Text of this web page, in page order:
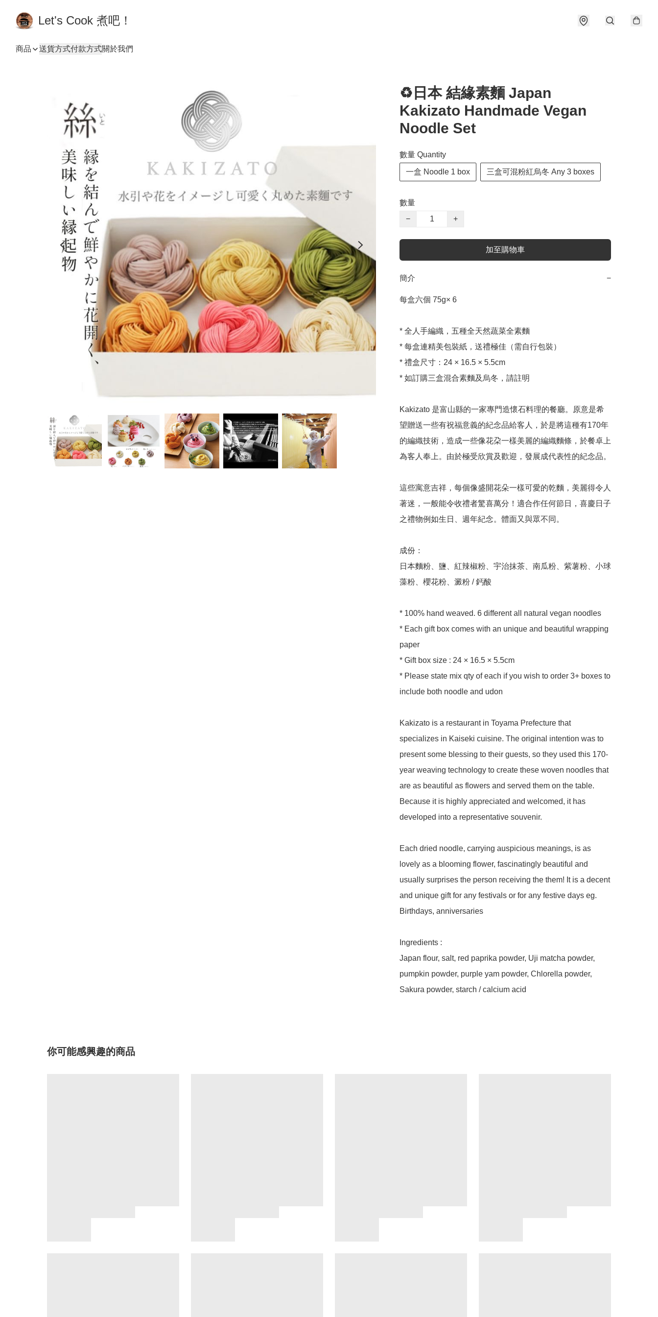
Let's Cook 煮吧！
商品 送貨方式付款方式關於我們
♻️日本 結緣素麵 Japan
Kakizato Handmade Vegan
Noodle Set
數量 Quantity
一盒 Noodle 1 box 三盒可混粉紅烏冬 Any 3 boxes
數量
−
+
加至購物車
簡介 −
每盒六個 75g× 6
* 全人手編織，五種全天然蔬菜全素麵
* 每盒連精美包裝紙，送禮極佳（需自行包裝）
* 禮盒尺寸：24 × 16.5 × 5.5cm
* 如訂購三盒混合素麵及烏冬，請註明
Kakizato 是富山縣的一家專門造懷石料理的餐廳。原意是希
望贈送一些有祝福意義的紀念品給客人，於是將這種有170年
的編織技術，造成一些像花朶一樣美麗的編織麵條，於餐卓上
為客人奉上。由於極受欣賞及歡迎，發展成代表性的紀念品。
這些寓意吉祥，每個像盛開花朵一樣可愛的乾麵，美麗得令人
著迷，一般能令收禮者驚喜萬分！適合作任何節日，喜慶日子
之禮物例如生日、週年紀念。體面又與眾不同。
成份：
日本麵粉、鹽、紅辣椒粉、宇治抹茶、南瓜粉、紫薯粉、小球
藻粉、櫻花粉、澱粉 / 鈣酸
* 100% hand weaved. 6 different all natural vegan noodles
* Each gift box comes with an unique and beautiful wrapping
paper
* Gift box size : 24 × 16.5 × 5.5cm
* Please state mix qty of each if you wish to order 3+ boxes to
include both noodle and udon
Kakizato is a restaurant in Toyama Prefecture that
specializes in Kaiseki cuisine. The original intention was to
present some blessing to their guests, so they used this 170-
year weaving technology to create these woven noodles that
are as beautiful as flowers and served them on the table.
Because it is highly appreciated and welcomed, it has
developed into a representative souvenir.
Each dried noodle, carrying auspicious meanings, is as
lovely as a blooming flower, fascinatingly beautiful and
usually surprises the person receiving the them! It is a decent
and unique gift for any festivals or for any festive days eg.
Birthdays, anniversaries
Ingredients :
Japan flour, salt, red paprika powder, Uji matcha powder,
pumpkin powder, purple yam powder, Chlorella powder,
你可能感興趣的商品